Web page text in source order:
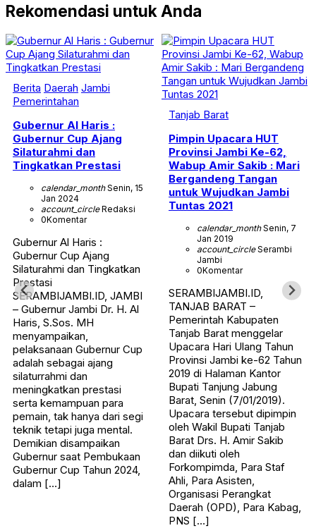
Rekomendasi untuk Anda
Berita Daerah Jambi
Pemerintahan
Gubernur Al Haris :
Gubernur Cup Ajang
Silaturahmi dan
Tingkatkan Prestasi
calendar_monthSenin, 15
Jan 2024
account_circleRedaksi
0Komentar
Gubernur Al Haris :
Gubernur Cup Ajang
Silaturahmi dan Tingkatkan
Prestasi
SERAMBIJAMBI.ID, JAMBI
– Gubernur Jambi Dr. H. Al
Haris, S.Sos. MH
menyampaikan,
pelaksanaan Gubernur Cup
adalah sebagai ajang
silaturrahmi dan
meningkatkan prestasi
serta kemampuan para
pemain, tak hanya dari segi
teknik tetapi juga mental.
Demikian disampaikan
Gubernur saat Pembukaan
Gubernur Cup Tahun 2024,
dalam […]
Tanjab Barat
Pimpin Upacara HUT
Provinsi Jambi Ke-62,
Wabup Amir Sakib : Mari
Bergandeng Tangan
untuk Wujudkan Jambi
Tuntas 2021
calendar_monthSenin, 7
Jan 2019
account_circleSerambi
Jambi
0Komentar
SERAMBIJAMBI.ID,
TANJAB BARAT –
Pemerintah Kabupaten
Tanjab Barat menggelar
Upacara Hari Ulang Tahun
Provinsi Jambi ke-62 Tahun
2019 di Halaman Kantor
Bupati Tanjung Jabung
Barat, Senin (7/01/2019).
Upacara tersebut dipimpin
oleh Wakil Bupati Tanjab
Barat Drs. H. Amir Sakib
dan diikuti oleh
Forkompimda, Para Staf
Ahli, Para Asisten,
Organisasi Perangkat
Daerah (OPD), Para Kabag,
PNS […]